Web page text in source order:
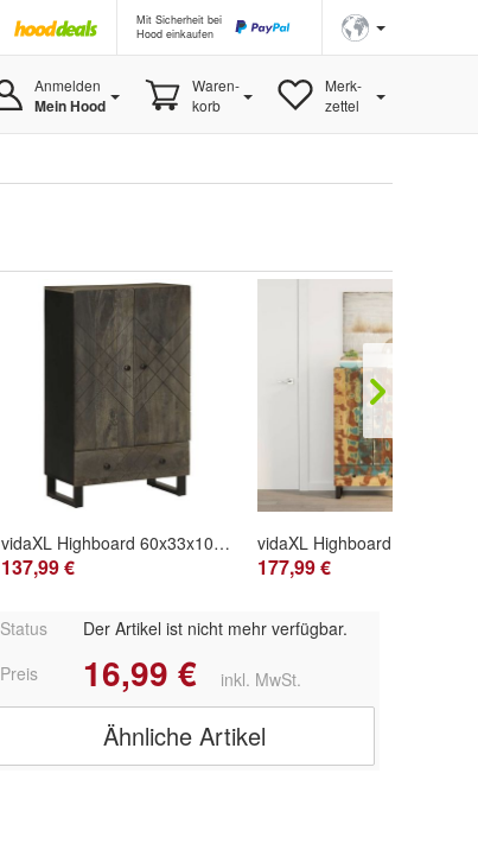
Mit Sicherheit bei
Hood einkaufen
Anmelden
Mein Hood
Waren-
korb
Merk-
zettel
vidaXL Highboard 60x33x100 cm Massivholz Mango
137,99 € 177,99 €
Status
Der Artikel ist nicht mehr verfügbar.
Preis
16,99 € inkl. MwSt.
Ähnliche Artikel